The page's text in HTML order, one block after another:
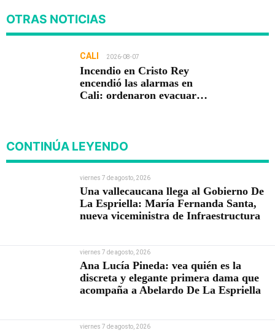
OTRAS NOTICIAS
CALI 2026-08-07
Incendio en Cristo Rey
encendió las alarmas en
Cali: ordenaron evacuar
CONTINÚA LEYENDO
viernes 7 de agosto, 2026
Una vallecaucana llega al Gobierno De
La Espriella: María Fernanda Santa,
nueva viceministra de Infraestructura
viernes 7 de agosto, 2026
Ana Lucía Pineda: vea quién es la
discreta y elegante primera dama que
acompaña a Abelardo De La Espriella
viernes 7 de agosto, 2026